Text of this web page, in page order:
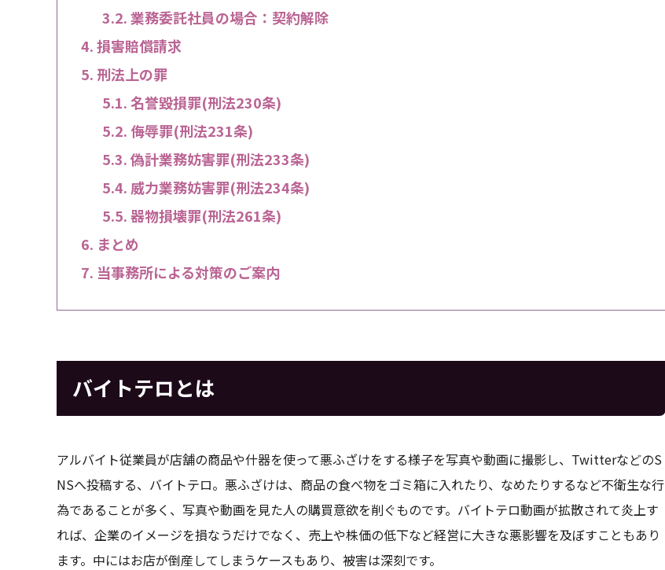
業務委託社員の場合：契約解除
損害賠償請求
刑法上の罪
名誉毀損罪(刑法230条)
侮辱罪(刑法231条)
偽計業務妨害罪(刑法233条)
威力業務妨害罪(刑法234条)
器物損壊罪(刑法261条)
まとめ
当事務所による対策のご案内
バイトテロとは
アルバイト従業員が店舗の商品や什器を使って悪ふざけをする様子を写真や動画に撮影し、TwitterなどのS
NSへ投稿する、バイトテロ。悪ふざけは、商品の食べ物をゴミ箱に入れたり、なめたりするなど不衛生な行
為であることが多く、写真や動画を見た人の購買意欲を削ぐものです。バイトテロ動画が拡散されて炎上す
れば、企業のイメージを損なうだけでなく、売上や株価の低下など経営に大きな悪影響を及ぼすこともあり
ます。中にはお店が倒産してしまうケースもあり、被害は深刻です。